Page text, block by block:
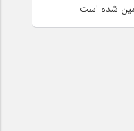
شده است